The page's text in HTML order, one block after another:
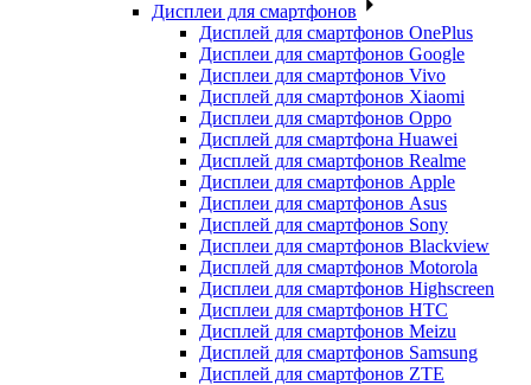
Дисплеи для смартфонов
Дисплей для смартфонов OnePlus
Дисплеи для смартфонов Google
Дисплеи для смартфонов Vivo
Дисплей для смартфонов Xiaomi
Дисплеи для смартфонов Oppo
Дисплей для смартфона Huawei
Дисплей для смартфонов Realme
Дисплеи для смартфонов Apple
Дисплеи для смартфонов Asus
Дисплей для смартфонов Sony
Дисплеи для смартфонов Blackview
Дисплей для смартфонов Motorola
Дисплеи для смартфонов Highscreen
Дисплеи для смартфонов HTC
Дисплей для смартфонов Meizu
Дисплей для смартфонов Samsung
Дисплей для смартфонов ZTE